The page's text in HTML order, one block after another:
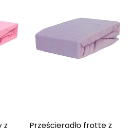
z Prześcieradło frotte z